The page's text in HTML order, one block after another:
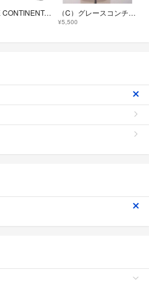
GRACE CONTINENTAL(グレースコンチネンタル) 長袖セーター サイズ36 S レディース - ネイビー×パープル×マルチ ボーダー （C）グレースコンチネンタルビジューニットグレー
¥5,500